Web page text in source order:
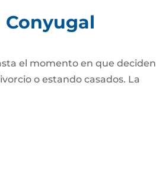
Conyugal
el momento en que deciden
o estando casados. La